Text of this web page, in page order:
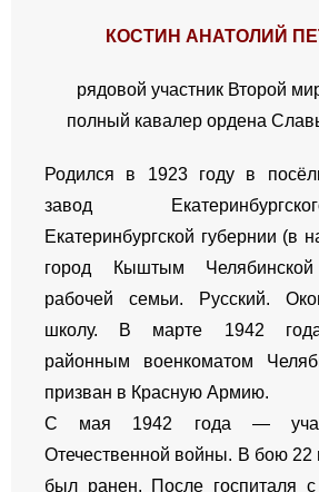
КОСТИН АНАТОЛИЙ
рядовой участник Второй
полный кавалер ордена
Родился в 1923 году в
завод
Екатеринбургской губернии (в
город Кыштым
рабочей семьи. Русский.
школу. В марте 1942
районным военкоматом
призван в Красную Армию.
С мая 1942 года —
Отечественной войны. В бою 22
был ранен. После госпиталя